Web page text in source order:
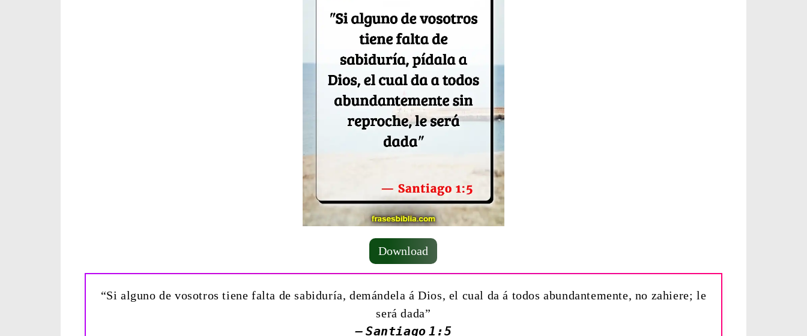
Download
“Si alguno de vosotros tiene falta de sabiduría, demándela á Dios, el cual da á todos abundantemente, no zahiere; le
será dada”
— Santiago 1:5